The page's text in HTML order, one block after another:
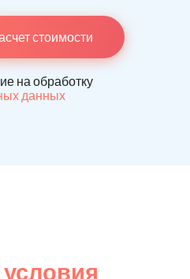
стоимости
на обработку
данных
условия